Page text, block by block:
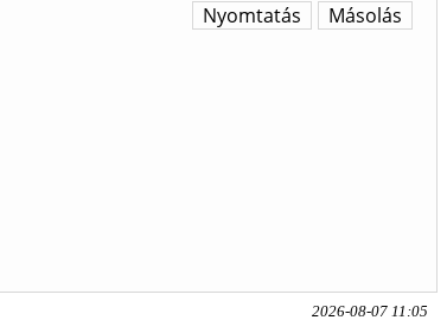
Másolás
Nyomtatás
2026-08-07 11:05